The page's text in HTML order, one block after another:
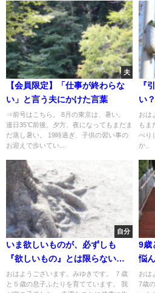
夫
【会員限定】「仕事が終わらな
い」と言う夫にかけた言葉
⇒前号はこちら。 8月の東京は、暑い。
連日35℃前後。夕方、夜になってもまだま
だ蒸し暑い。 19時過ぎ、子供の習い事の
お迎えで歩いてい...
『
い
おは
もま
べり
か、
自分
いま欲しいものが、必ずしも
『欲しいもの』とは限らないと
いう話
おはようございます。みゆきです。 ７歳
と５歳の息子ふたりを育てています。 我
9歳
悩
おは
7歳